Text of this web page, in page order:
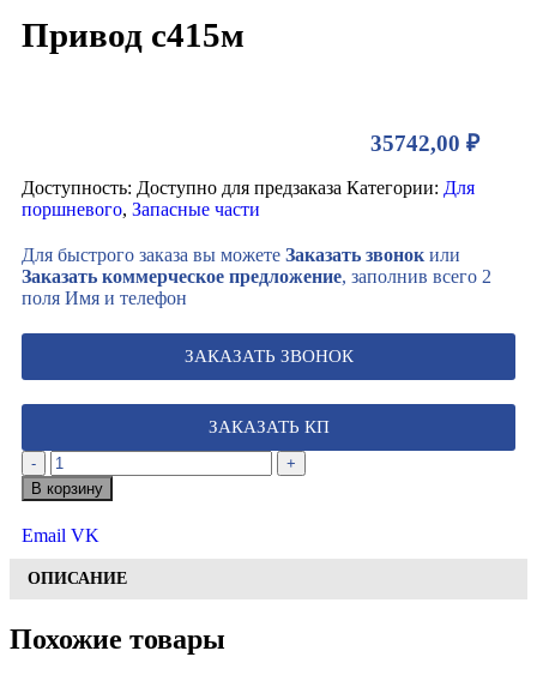
Привод с415м
35742,00 ₽
Доступность: Доступно для предзаказа Категории: Для
поршневого, Запасные части
Для быстрого заказа вы можете Заказать звонок или
Заказать коммерческое предложение, заполнив всего 2
поля Имя и телефон
ЗАКАЗАТЬ ЗВОНОК
ЗАКАЗАТЬ КП
-
+
В корзину
Email VK
ОПИСАНИЕ
Похожие товары